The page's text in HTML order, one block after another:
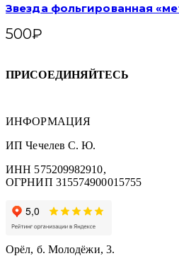
Звезда фольгированная
500₽
ПРИСОЕДИНЯЙТЕСЬ
ИНФОРМАЦИЯ
ИП Чечелев С. Ю.
ИНН 575209982910,
ОГРНИП 315574900015755
Орёл, б. Молодёжи, 3.